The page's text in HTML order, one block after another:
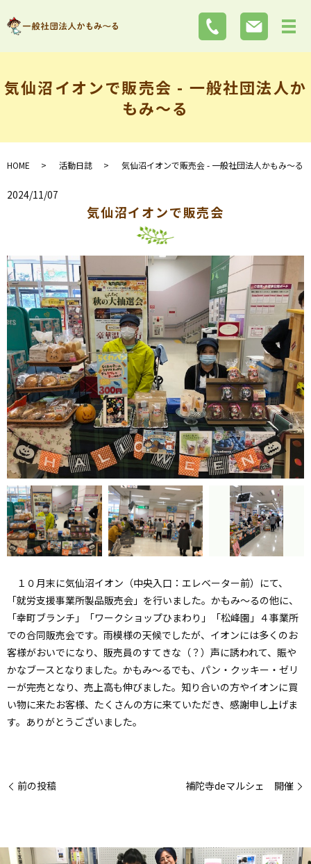
気仙沼イオンで販売会 - 一般社団法人か
もみ～る
HOME 活動日誌 気仙沼イオンで販売会 - 一般社団法人かもみ～る
2024/11/07
気仙沼イオンで販売会
１０月末に気仙沼イオン（中央入口：エレベーター前）にて、
「就労支援事業所製品販売会」を行いました。かもみ～るの他に、
「幸町ブランチ」「ワークショップひまわり」「松峰園」４事業所
での合同販売会です。雨模様の天候でしたが、イオンには多くのお
客様がおいでになり、販売員のすてきな（？）声に誘われて、賑や
かなブースとなりました。かもみ～るでも、パン・クッキー・ゼリ
ーが完売となり、売上高も伸びました。知り合いの方やイオンに買
い物に来たお客様、たくさんの方に来ていただき、感謝申し上げま
す。ありがとうございました。
前の投稿 補陀寺deマルシェ 開催